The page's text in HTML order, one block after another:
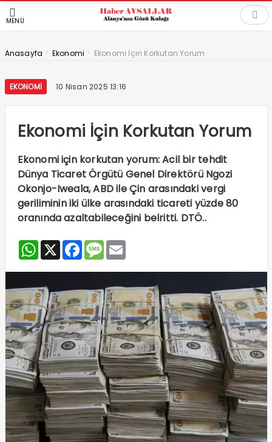
MENÜ
Anasayfa > Ekonomi > Ekonomi İçin Korkutan Yorum
EKONOMI 10 Nisan 2025 13:16
Ekonomi İçin Korkutan Yorum
Ekonomi için korkutan yorum: Acil bir tehdit
Dünya Ticaret Örgütü Genel Direktörü Ngozi
Okonjo-Iweala, ABD ile Çin arasındaki vergi
geriliminin iki ülke arasındaki ticareti yüzde 80
oranında azaltabileceğini belritti. DTÖ..
WhatsApp
X Facebook
Message
Email